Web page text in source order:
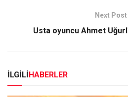
Next Post
Usta oyuncu Ahmet
İLGİLİHABERLER